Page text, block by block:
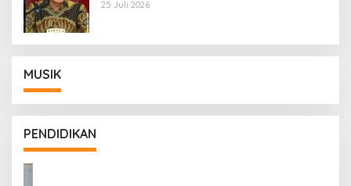
Kriminalisasi
25 Juli 2026
MUSIK
PENDIDIKAN